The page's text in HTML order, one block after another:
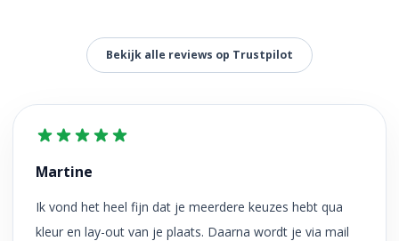
Bekijk alle reviews op Trustpilot
Martine
Ik vond het heel fijn dat je meerdere keuzes hebt qua
kleur en lay-out van je plaats. Daarna wordt je via mail